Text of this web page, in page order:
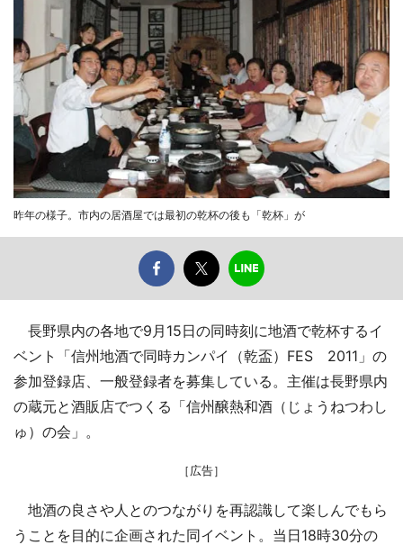
昨年の様子。市内の居酒屋では最初の乾杯の後も「乾杯」が
長野県内の各地で9月15日の同時刻に地酒で乾杯するイ
ベント「信州地酒で同時カンパイ（乾盃）FES 2011」の
参加登録店、一般登録者を募集している。主催は長野県内
の蔵元と酒販店でつくる「信州醸熱和酒（じょうねつわし
ゅ）の会」。
［広告］
地酒の良さや人とのつながりを再認識して楽しんでもら
うことを目的に企画された同イベント。当日18時30分の